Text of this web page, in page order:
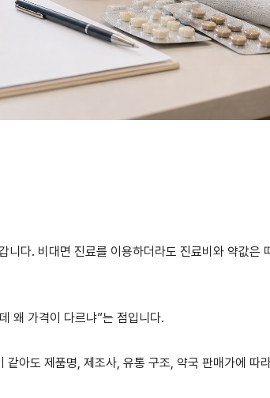
다. 비대면 진료를 이용하더라도 진료비와 약값은
왜 가격이 다르냐”는 점입니다.
아도 제품명, 제조사, 유통 구조, 약국 판매가에 따